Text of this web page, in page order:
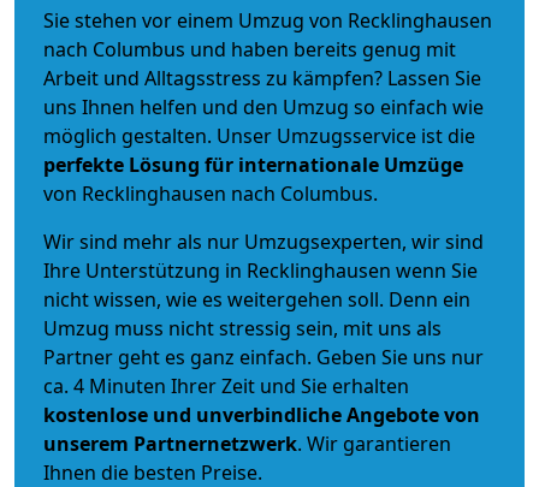
Sie stehen vor einem Umzug von Recklinghausen
nach Columbus und haben bereits genug mit
Arbeit und Alltagsstress zu kämpfen? Lassen Sie
uns Ihnen helfen und den Umzug so einfach wie
möglich gestalten. Unser Umzugsservice ist die
perfekte Lösung für internationale Umzüge
von Recklinghausen nach Columbus.
Wir sind mehr als nur Umzugsexperten, wir sind
Ihre Unterstützung in Recklinghausen wenn Sie
nicht wissen, wie es weitergehen soll. Denn ein
Umzug muss nicht stressig sein, mit uns als
Partner geht es ganz einfach. Geben Sie uns nur
ca. 4 Minuten Ihrer Zeit und Sie erhalten
kostenlose und unverbindlicheAngebote von
unserem Partnernetzwerk. Wir garantieren
Ihnen die besten Preise.